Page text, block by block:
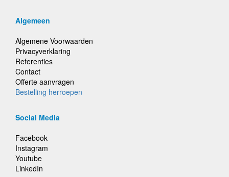
Algemeen
Algemene Voorwaarden
Privacyverklaring
Referenties
Contact
Offerte aanvragen
Bestelling herroepen
Social Media
Facebook
Instagram
Youtube
LinkedIn